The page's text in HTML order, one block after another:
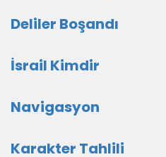
Deliler Boşandı
İsrail Kimdir
Navigasyon
Karakter Tahlili